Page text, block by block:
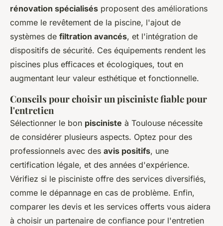
rénovation spécialisés proposent des améliorations
comme le revêtement de la piscine, l'ajout de
systèmes de filtration avancés, et l'intégration de
dispositifs de sécurité. Ces équipements rendent les
piscines plus efficaces et écologiques, tout en
augmentant leur valeur esthétique et fonctionnelle.
Conseils pour choisir un pisciniste fiable pour
l'entretien
Sélectionner le bon pisciniste à Toulouse nécessite
de considérer plusieurs aspects. Optez pour des
professionnels avec des avis positifs, une
certification légale, et des années d'expérience.
Vérifiez si le pisciniste offre des services diversifiés,
comme le dépannage en cas de problème. Enfin,
comparer les devis et les services offerts vous aidera
à choisir un partenaire de confiance pour l'entretien